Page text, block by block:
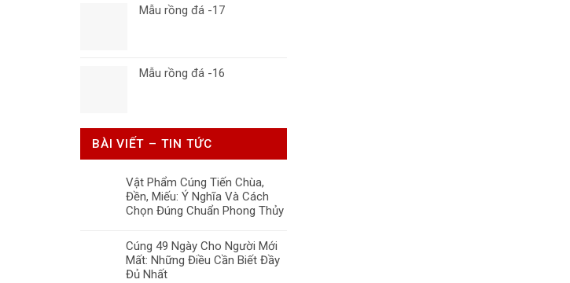
Mẫu rồng đá -17
Mẫu rồng đá -16
BÀI VIẾT – TIN TỨC
Vật Phẩm Cúng Tiến Chùa,
Đền, Miếu: Ý Nghĩa Và Cách
Chọn Đúng Chuẩn Phong Thủy
Cúng 49 Ngày Cho Người Mới
Mất: Những Điều Cần Biết Đầy
Đủ Nhất